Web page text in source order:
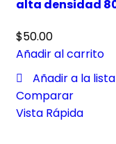
alta densidad
$50.00
Añadir al carrito
Añadir a la
Comparar
Vista Rápida